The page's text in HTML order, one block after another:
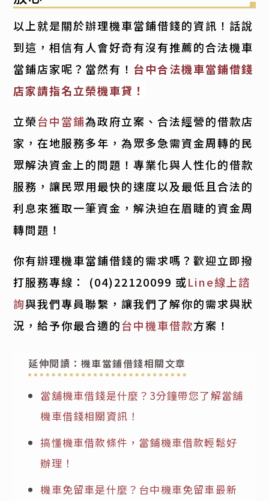
以上就是關於辦理機車當鋪借錢的資訊！話說
到這，相信有人會好奇有沒有推薦的合法機車
當鋪店家呢？當然有！ 台中合法機車當鋪借錢
店家請指名立榮機車貸！
立榮台中當鋪為政府立案、合法經營的借款店
家，在地服務多年，為眾多急需資金周轉的民
眾解決資金上的問題！專業化與人性化的借款
服務，讓民眾用最快的速度以及最低且合法的
利息來獲取一筆資金，解決迫在眉睫的資金周
轉問題！
你有辦理機車當鋪借錢的需求嗎？歡迎立即撥
打服務專線：
(04)22120099 或Line線上諮
詢與我們專員聯繫，讓我們了解你的需求與狀
況，給予你最合適的台中機車借款方案！
延伸閱讀：機車當鋪借錢相關文章
當舖機車借錢是什麼？3分鐘帶您了解當舖
機車借錢相關資訊！
搞懂機車借款條件，當鋪機車借款輕鬆好
辦理！
機車免留車是什麼？台中機車免留車最新